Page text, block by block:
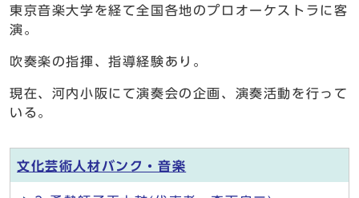
東京音楽大学を経て全国各地のプロオーケストラに客
演。
吹奏楽の指揮、指導経験あり。
現在、河内小阪にて演奏会の企画、演奏活動を行って
いる。
文化芸術人材バンク・音楽